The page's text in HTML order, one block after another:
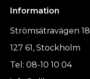
Information
Strömsätravägen 18
127 61, Stockholm
Tel: 08-10 10 04